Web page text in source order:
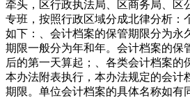
牵头，区行政执法局、区商务局、区
专班，按照行政区域分成北律分析：
如下：、会计档案的保管期限分为永
期限一般分为年和年。会计档案的保
后的第一天算起；、各类会计档案的
本办法附表执行，本办法规定的会计
期限。单位会计档案的具体名称如有